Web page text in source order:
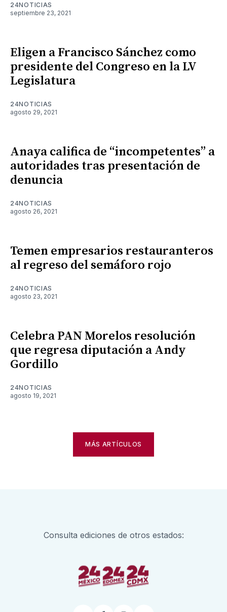
24NOTICIAS
septiembre 23, 2021
Eligen a Francisco Sánchez como
presidente del Congreso en la LV
Legislatura
24NOTICIAS
agosto 29, 2021
Anaya califica de “incompetentes” a
autoridades tras presentación de
denuncia
24NOTICIAS
agosto 26, 2021
Temen empresarios restauranteros
al regreso del semáforo rojo
24NOTICIAS
agosto 23, 2021
Celebra PAN Morelos resolución
que regresa diputación a Andy
Gordillo
24NOTICIAS
agosto 19, 2021
MÁS ARTÍCULOS
Consulta ediciones de otros estados: